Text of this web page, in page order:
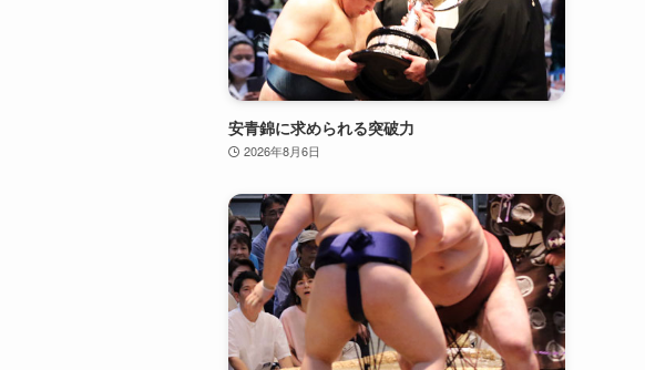
安青錦に求められる突破力
2026年8月6日